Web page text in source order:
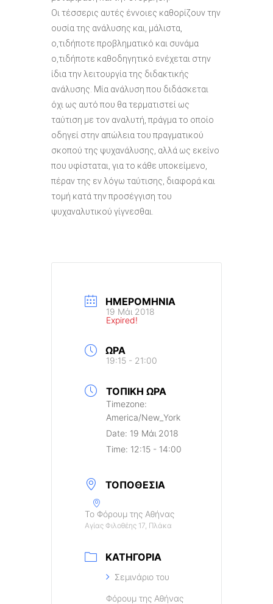
Οι τέσσερις αυτές έννοιες καθορίζουν την
ουσία της ανάλυσης και, μάλιστα,
ο,τιδήποτε προβληματικό και συνάμα
ο,τιδήποτε καθοδηγητικό ενέχεται στην
ίδια την λειτουργία της διδακτικής
ανάλυσης. Μία ανάλυση που διδάσκεται
όχι ως αυτό που θα τερματιστεί ως
ταύτιση με τον αναλυτή, πράγμα το οποίο
οδηγεί στην απώλεια του πραγματικού
σκοπού της ψυχανάλυσης, αλλά ως εκείνο
που υφίσταται, για το κάθε υποκείμενο,
πέραν της εν λόγω ταύτισης, διαφορά και
τομή κατά την προσέγγιση του
ψυχαναλυτικού γίγνεσθαι.
ΗΜΕΡΟΜΗΝΊΑ
19 Μάι 2018
Expired!
ΏΡΑ
19:15 - 21:00
ΤΟΠΙΚΉ ΏΡΑ
Timezone:
America/New_York
Date: 19 Μάι 2018
Time: 12:15 - 14:00
ΤΟΠΟΘΕΣΊΑ
Το Φόρουμ της Αθήνας
Αγίας Φιλοθέης 17, Πλάκα
ΚΑΤΗΓΟΡΊΑ
Σεμινάριο του
Φόρουμ της Αθήνας